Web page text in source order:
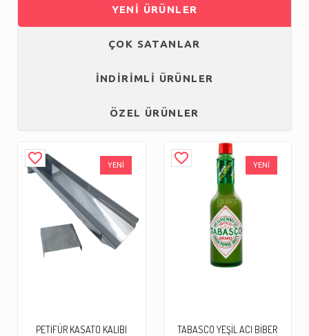
YENİ ÜRÜNLER
ÇOK SATANLAR
İNDİRİMLİ ÜRÜNLER
ÖZEL ÜRÜNLER
favorite_border YENİ
PETİFÜR KASATO KALIBI
favorite_border YENİ
TABASCO YEŞİL ACI BİBER